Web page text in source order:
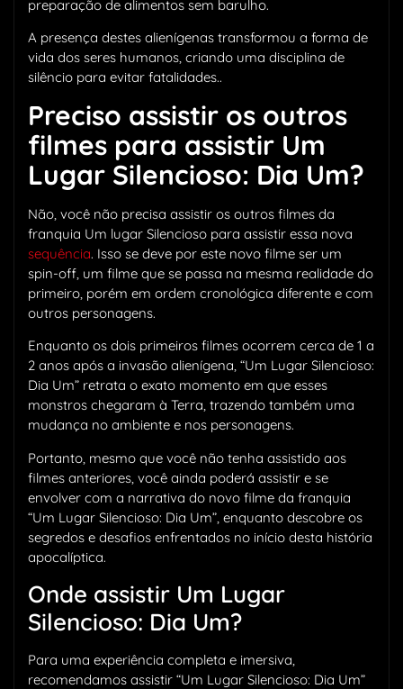
preparação de alimentos sem barulho.
A presença destes alienígenas transformou a forma de
vida dos seres humanos, criando uma disciplina de
silêncio para evitar fatalidades..
Preciso assistir os outros
filmes para assistir Um
Lugar Silencioso: Dia Um?
Não, você não precisa assistir os outros filmes da
franquia Um lugar Silencioso para assistir essa nova
sequência. Isso se deve por este novo filme ser um
spin-off, um filme que se passa na mesma realidade do
primeiro, porém em ordem cronológica diferente e com
outros personagens.
Enquanto os dois primeiros filmes ocorrem cerca de 1 a
2 anos após a invasão alienígena, “Um Lugar Silencioso:
Dia Um” retrata o exato momento em que esses
monstros chegaram à Terra, trazendo também uma
mudança no ambiente e nos personagens.
Portanto, mesmo que você não tenha assistido aos
filmes anteriores, você ainda poderá assistir e se
envolver com a narrativa do novo filme da franquia
“Um Lugar Silencioso: Dia Um”, enquanto descobre os
segredos e desafios enfrentados no início desta história
apocalíptica.
Onde assistir Um Lugar
Silencioso: Dia Um?
Para uma experiência completa e imersiva,
recomendamos assistir “Um Lugar Silencioso: Dia Um”